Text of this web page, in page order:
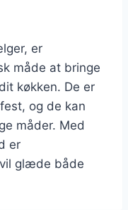
er
måde at bringe
køkken. De er
og de kan
måder. Med
er
glæde både